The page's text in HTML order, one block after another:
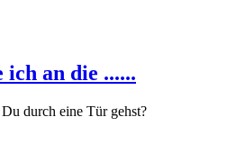
ich an die ......
durch eine Tür gehst?